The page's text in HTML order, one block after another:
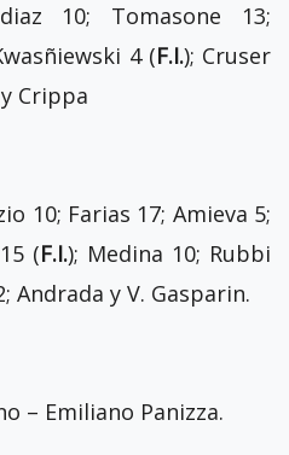
10; Tomasone 13;
4 (F.I.); Cruser
Crippa
10; Farias 17; Amieva 5;
(F.I.); Medina 10; Rubbi
Andrada y V. Gasparin.
– Emiliano Panizza.